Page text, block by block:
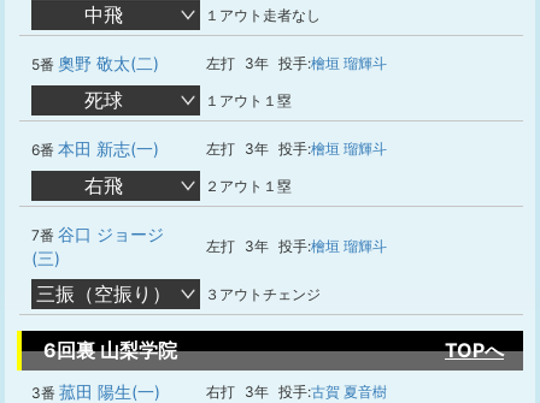
中飛 １アウト走者なし
5番 奧野 敬太(二) 左打 3年 投手:檜垣 瑠輝斗
死球 １アウト１塁
6番 本田 新志(一) 左打 3年 投手:檜垣 瑠輝斗
右飛 ２アウト１塁
7番 谷口 ジョージ
(三)
左打 3年 投手:檜垣 瑠輝斗
三振（空振り） ３アウトチェンジ
6回裏 山梨学院 TOPへ
3番 菰田 陽生(一) 右打 3年 投手:古賀 夏音樹